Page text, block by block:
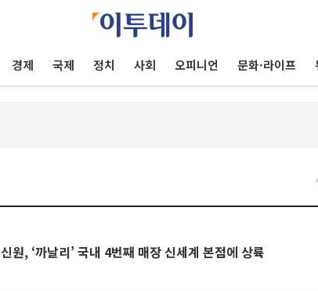
경제 국제 정치 사회 오피니언 문화·라이프
신원, ‘까날리’ 국내 4번째 매장 신세계 본점에 상륙